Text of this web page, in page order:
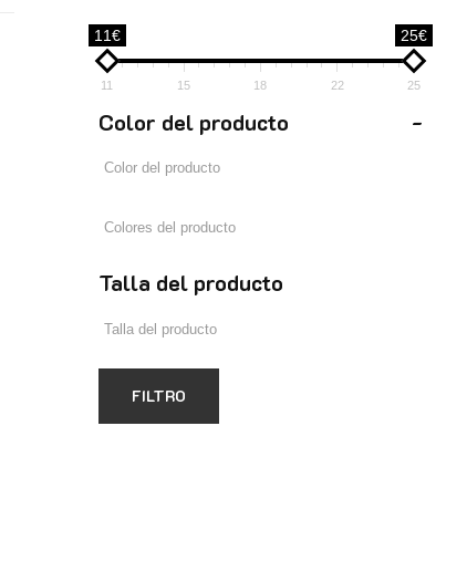
11€ 25€
11 15 18 22 25
Color del producto -
Talla del producto
FILTRO